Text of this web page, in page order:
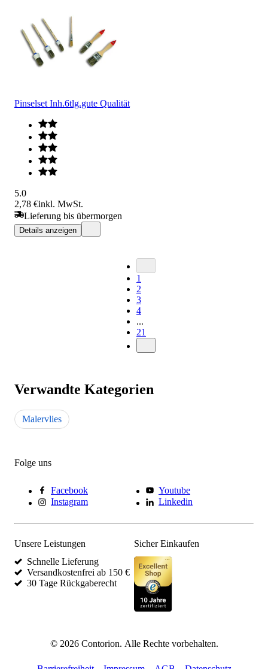
Pinselset Inh.6tlg.gute Qualität
5.0
2,78 €inkl. MwSt.
Lieferung bis übermorgen
Details anzeigen
1
2
3
4
...
21
Verwandte Kategorien
Malervlies
Folge uns
Facebook
Youtube
Instagram
Linkedin
Unsere Leistungen
Schnelle Lieferung
Versandkostenfrei ab 150 €
30 Tage Rückgaberecht
Sicher Einkaufen
© 2026Contorion. Alle Rechte vorbehalten.